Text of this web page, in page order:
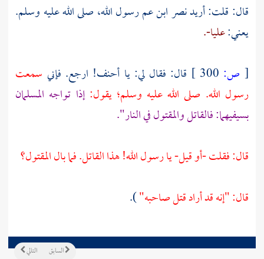
قال: قلت: أريد نصر ابن عم رسول الله، صلى الله عليه وسلم.
يعني:عليا-.
[ ص: قال: فقال لي: يا أحنف! ارجع. فإني سمعت
رسول الله. صلى الله عليه وسلم؛ يقول:إذا تواجه المسلمان
بسيفيهما: فالقاتل والمقتول في النار".
قال: فقلت -أو قيل- يا رسول الله! هذا القاتل. فما بال المقتول؟
قال: "إنه قد أراد قتل صاحبه").
التالي السابق